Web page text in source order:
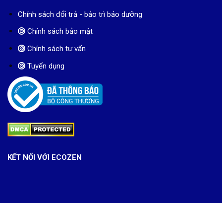
Chính sách đổi trả - bảo trì bảo dưỡng
Chính sách bảo mật
Chính sách tư vấn
Tuyển dụng
KẾT NỐI VỚI ECOZEN